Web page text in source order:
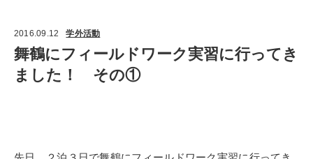
2016.09.12 学外活動
舞鶴にフィールドワーク実習に行ってき
ました！ その①